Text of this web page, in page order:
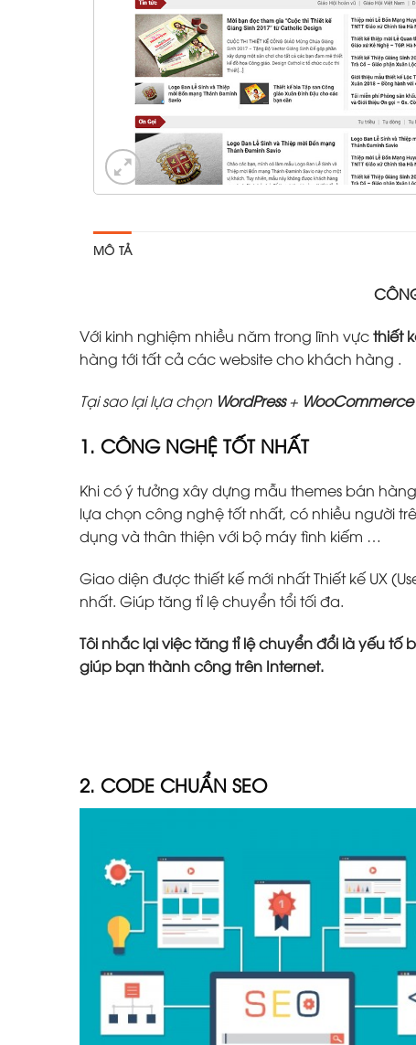
MÔ TẢ
Với kinh nghiệm nhiều năm trong lĩnh vựcthiết
hàng tới tất cả các website cho khách hàng .
Tại sao lại lựa chọn WordPress+ WooCommerce
1. CÔNG NGHỆ TỐT NHẤT
Khi có ý tưởng xây dựng mẫu themes bán
lựa chọn công nghệ tốt nhất, có nhiều người
dụng và thân thiện với bộ máy tình kiếm …
Giao diện được thiết kế mới nhất Thiết kế UX
nhất. Giúp tăng tỉ lệ chuyển tổi tối đa.
Tôi nhắc lại việc tăng tỉ lệ chuyển đổi là yếu
giúp bạn thành công trên Internet.
2. CODE CHUẨN SEO